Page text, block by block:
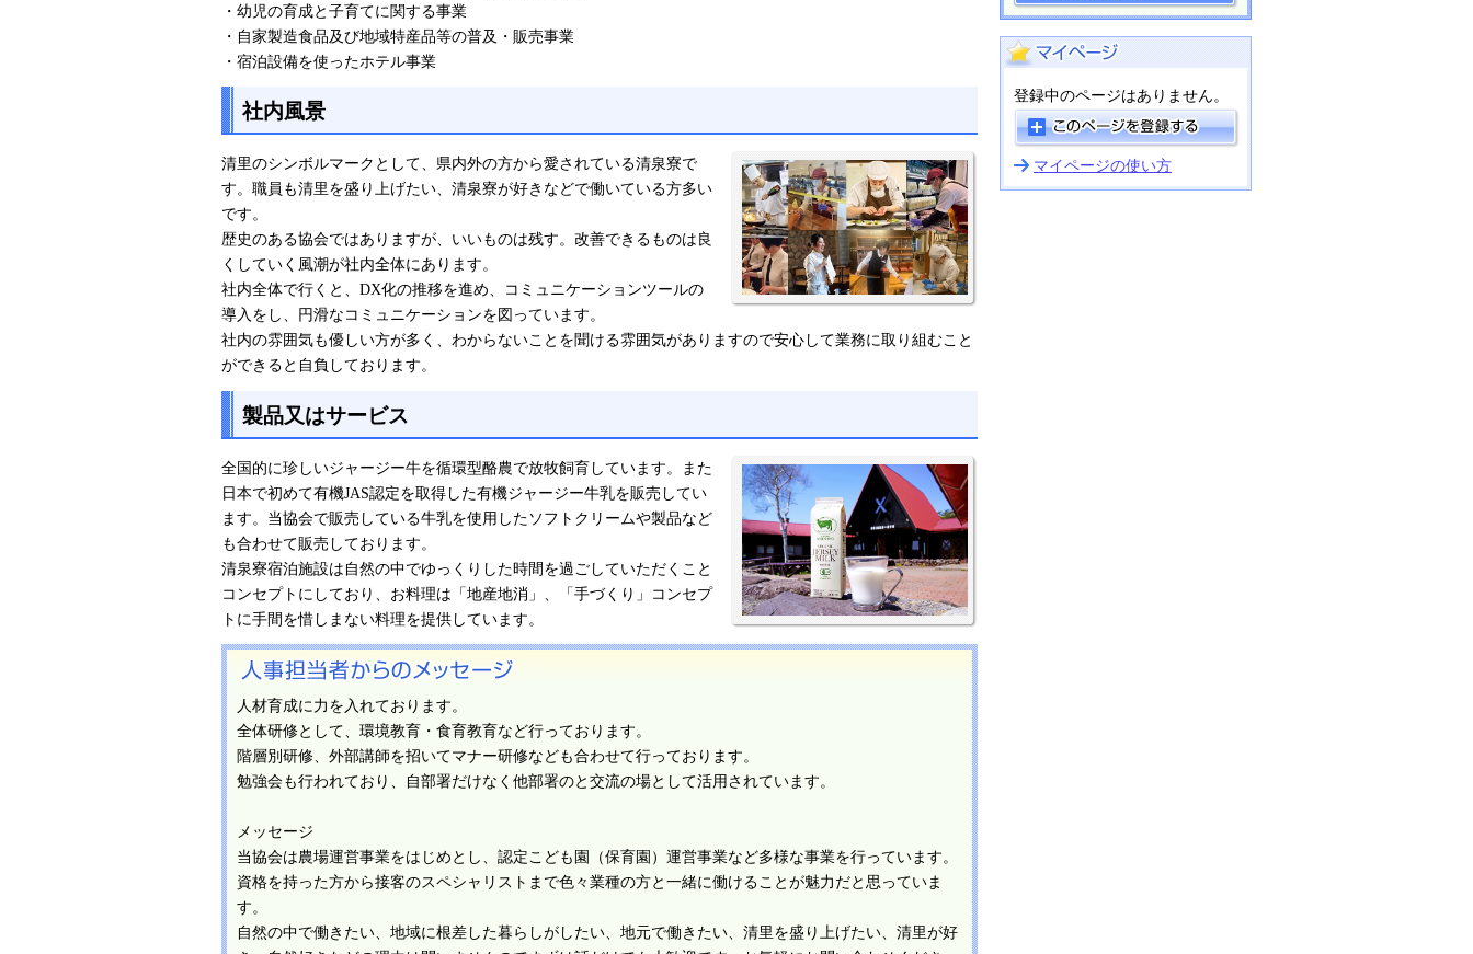
・幼児の育成と子育てに関する事業
・自家製造食品及び地域特産品等の普及・販売事業
・宿泊設備を使ったホテル事業
社内風景
清里のシンボルマークとして、県内外の方から愛されている清泉寮で
す。職員も清里を盛り上げたい、清泉寮が好きなどで働いている方多い
です。
歴史のある協会ではありますが、いいものは残す。改善できるものは良
くしていく風潮が社内全体にあります。
社内全体で行くと、DX化の推移を進め、コミュニケーションツールの
導入をし、円滑なコミュニケーションを図っています。
社内の雰囲気も優しい方が多く、わからないことを聞ける雰囲気がありますので安心して業務に取り組むこと
ができると自負しております。
製品又はサービス
全国的に珍しいジャージー牛を循環型酪農で放牧飼育しています。また
日本で初めて有機JAS認定を取得した有機ジャージー牛乳を販売してい
ます。当協会で販売している牛乳を使用したソフトクリームや製品など
も合わせて販売しております。
清泉寮宿泊施設は自然の中でゆっくりした時間を過ごしていただくこと
コンセプトにしており、お料理は「地産地消」、「手づくり」コンセプ
トに手間を惜しまない料理を提供しています。
人材育成に力を入れております。
全体研修として、環境教育・食育教育など行っております。
階層別研修、外部講師を招いてマナー研修なども合わせて行っております。
勉強会も行われており、自部署だけなく他部署のと交流の場として活用されています。
メッセージ
当協会は農場運営事業をはじめとし、認定こども園（保育園）運営事業など多様な事業を行っています。
資格を持った方から接客のスペシャリストまで色々業種の方と一緒に働けることが魅力だと思っていま
す。
自然の中で働きたい、地域に根差した暮らしがしたい、地元で働きたい、清里を盛り上げたい、清里が好
登録中のページはありません。
マイページの使い方